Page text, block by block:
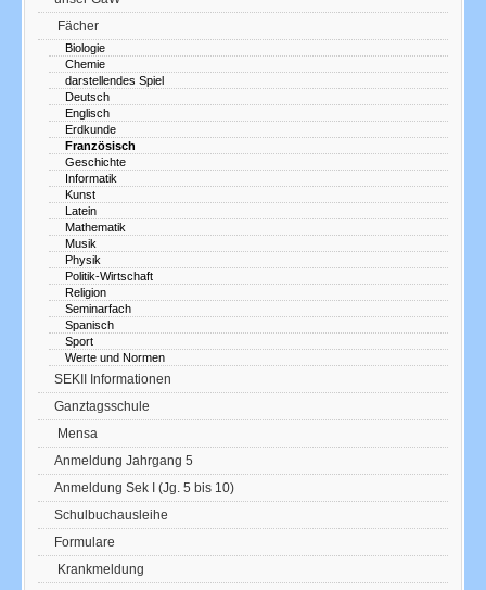
Fächer
Biologie
Chemie
darstellendes Spiel
Deutsch
Englisch
Erdkunde
Französisch
Geschichte
Informatik
Kunst
Latein
Mathematik
Musik
Physik
Politik-Wirtschaft
Religion
Seminarfach
Spanisch
Sport
Werte und Normen
SEKII Informationen
Ganztagsschule
Mensa
Anmeldung Jahrgang 5
Anmeldung Sek I (Jg. 5 bis 10)
Schulbuchausleihe
Formulare
Krankmeldung